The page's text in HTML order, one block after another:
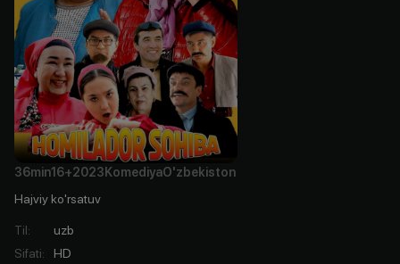
36min16+2023 KomediyaO'zbekiston
Hajviy ko'rsatuv
Til:
uzb
Sifati: HD